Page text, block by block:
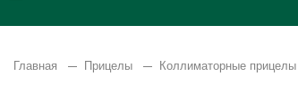
Главная Прицелы Коллиматорные прицелы